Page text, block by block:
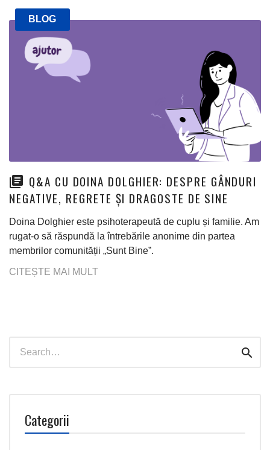
BLOG
Q&A CU DOINA DOLGHIER: DESPRE GÂNDURI
NEGATIVE, REGRETE ȘI DRAGOSTE DE SINE
Doina Dolghier este psihoterapeută de cuplu și familie. Am
rugat-o să răspundă la întrebările anonime din partea
membrilor comunității „Sunt Bine”.
for:
Categorii